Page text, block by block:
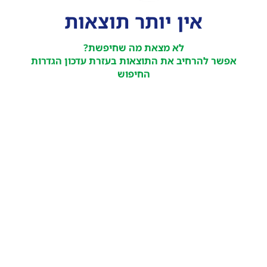
אין יותר תוצאות
לא מצאת מה שחיפשת?
אפשר להרחיב את התוצאות בעזרת עדכון הגדרות
החיפוש